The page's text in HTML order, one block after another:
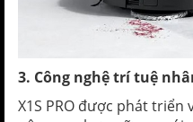
3. Công nghệ trí tuệ
X1S PRO được phát